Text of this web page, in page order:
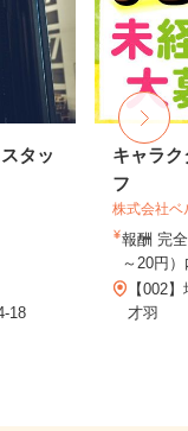
タッ
18
キャラ
フ
株式会社ベ
報酬 完
～20円
【002
才羽